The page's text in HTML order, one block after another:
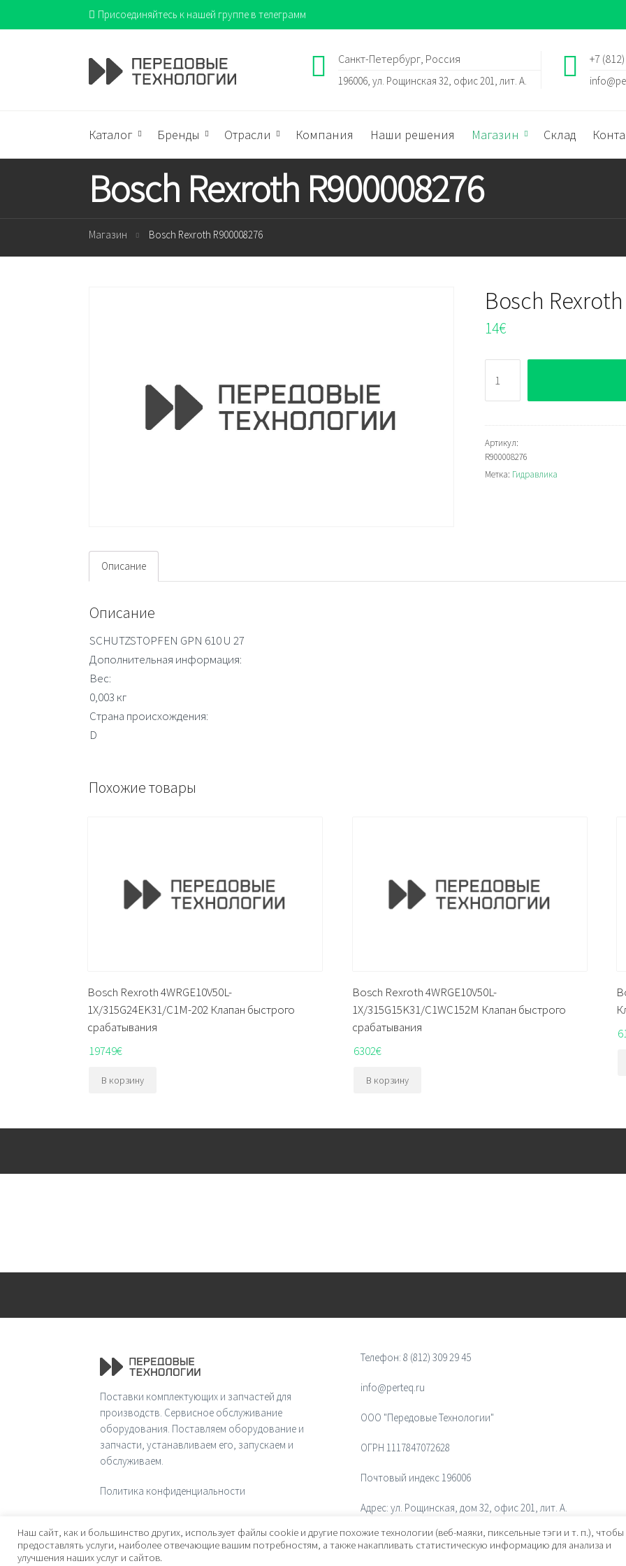
Присоединяйтесь к нашей группе в телеграмм
+7
Санкт-Петербург, Россия
196006, ул. Рощинская 32, офис 201, лит. А.
Каталог Бренды Отрасли Компания Наши решения Магазин Склад
Bosch Rexroth R900008276
Магазин Bosch Rexroth R900008276
Bosch
14€
Bosch
Rexroth
R900008276
Артикул:
R900008276
Метка: Гидравлика
Описание
Описание
SCHUTZSTOPFEN GPN 610 U 27
Дополнительная информация:
Вес:
0,003 кг
Страна происхождения:
D
Похожие товары
Bosch Rexroth 4WRGE10V50L-
1X/315G24EK31/C1M-202 Клапан быстрого
срабатывания
19749€
В корзину
Bosch Rexroth 4WRGE10V50L-
1X/315G15K31/C1WC152M Клапан быстрого
срабатывания
6302€
В корзину
Поставки комплектующих и запчастей для
производств. Сервисное обслуживание
оборудования. Поставляем оборудование и
запчасти, устанавливаем его, запускаем и
обслуживаем.
Политика конфиденциальности
Телефон: 8 (812) 309 29 45
info@perteq.ru
ООО "Передовые Технологии"
ОГРН 1117847072628
Почтовый индекс 196006
Адрес: ул. Рощинская, дом 32, офис 201, лит. А.
Наш сайт, как и большинство других, использует файлы cookie и другие похожие технологии (веб-маяки, пиксельные тэги и т. п.), чтобы
предоставлять услуги, наиболее отвечающие вашим потребностям, а также накапливать статистическую информацию для анализа и
улучшения наших услуг и сайтов.